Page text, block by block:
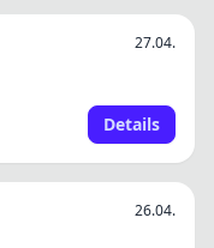
27.04.
Details
26.04.